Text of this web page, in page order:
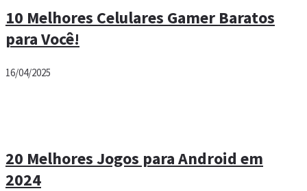
10 Melhores Celulares Gamer Baratos
para Você!
16/04/2025
20 Melhores Jogos para Android em
2024